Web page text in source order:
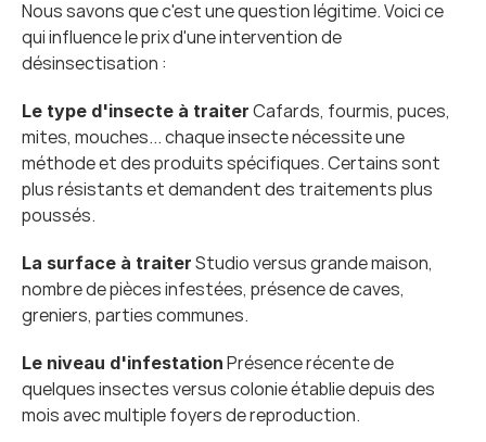
Nous savons que c'est une question légitime. Voici ce
qui influence le prix d'une intervention de
désinsectisation :
Le type d'insecte à traiter Cafards, fourmis, puces,
mites, mouches... chaque insecte nécessite une
méthode et des produits spécifiques. Certains sont
plus résistants et demandent des traitements plus
poussés.
La surface à traiter Studio versus grande maison,
nombre de pièces infestées, présence de caves,
greniers, parties communes.
Le niveau d'infestation Présence récente de
quelques insectes versus colonie établie depuis des
mois avec multiple foyers de reproduction.